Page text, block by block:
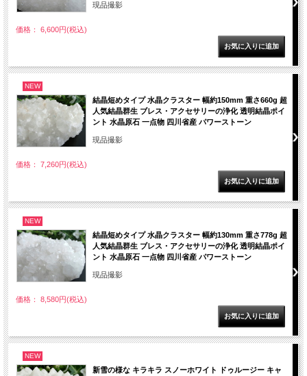
現品撮影
価格： 6,600円(税込)
NEW
結晶短めタイプ 水晶クラスター 幅約150mm 重さ660g 超
人気結晶群生 ブレス・アクセサリーの浄化 透明結晶ポイ
ント 水晶原石 一点物 四川省産 パワーストーン
現品撮影
価格： 7,260円(税込)
NEW
結晶短めタイプ 水晶クラスター 幅約130mm 重さ778g 超
人気結晶群生 ブレス・アクセサリーの浄化 透明結晶ポイ
ント 水晶原石 一点物 四川省産 パワーストーン
現品撮影
価格： 8,580円(税込)
NEW
新雪の様な キラキラ スノーホワイト ドゥルージー キャ